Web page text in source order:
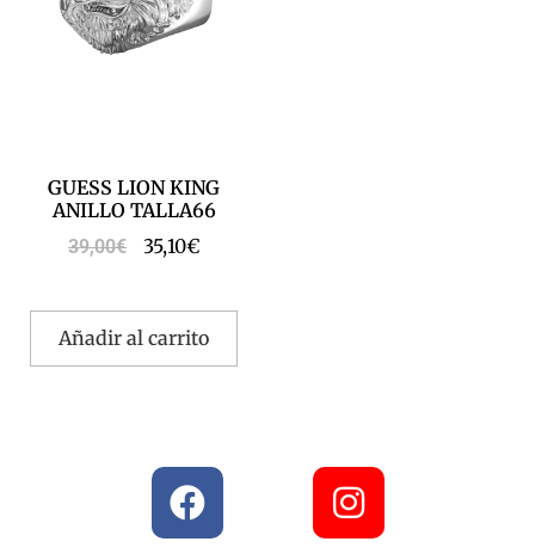
GUESS LION KING
ANILLO TALLA66
39,00€ 35,10€
Añadir al carrito